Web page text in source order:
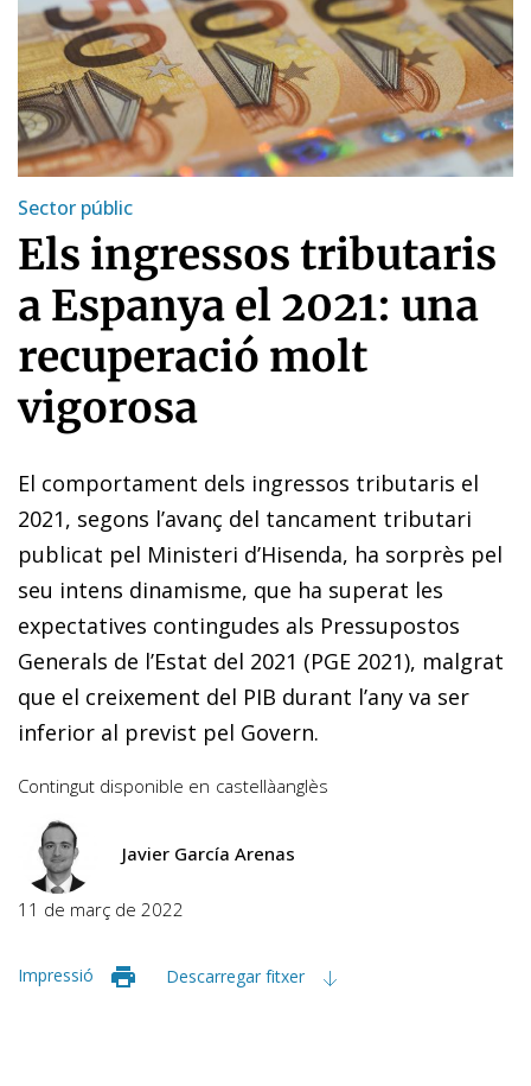
Sector públic
Els ingressos tributaris
a Espanya el 2021: una
recuperació molt
vigorosa
El comportament dels ingressos tributaris el
2021, segons l’avanç del tancament tributari
publicat pel Ministeri d’Hi­­s­­enda, ha sorprès pel
seu intens dinamisme, que ha superat les
expectatives contingudes als Pressupostos
Generals de l’Estat del 2021 (PGE 2021), malgrat
que el creixement del PIB durant l’any va ser
inferior al previst pel Govern.
Contingut disponible en castellàanglès
Javier García Arenas
11 de març de 2022
Impressió Descarregar fitxer